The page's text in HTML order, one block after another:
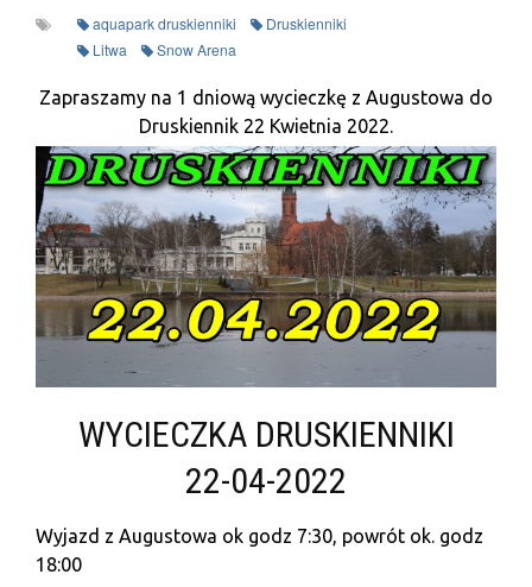
aquapark druskienniki
Druskienniki
Litwa
Snow Arena
Zapraszamy na 1 dniową wycieczkę z Augustowa do
Druskiennik 22 Kwietnia 2022.
WYCIECZKA DRUSKIENNIKI
22-04-2022
Wyjazd z Augustowa ok godz 7:30, powrót ok. godz
18:00